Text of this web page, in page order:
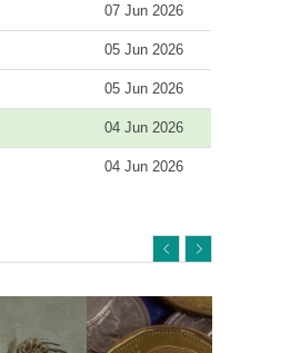
07 Jun 2026
05 Jun 2026
05 Jun 2026
04 Jun 2026
04 Jun 2026